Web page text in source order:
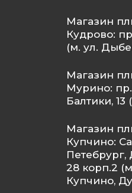
Магазин
Кудрово:
(м. ул.
Магазин
Мурино:
Балтики,
Магазин
Купчино:
Петебрург,
28 корп.2
Купчино,